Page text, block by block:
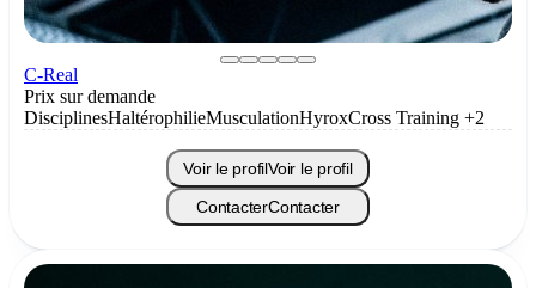
C-Real
Prix sur demande
DisciplinesHaltérophilieMusculationHyroxCross Training +2
Voir le profilVoir le profil
ContacterContacter